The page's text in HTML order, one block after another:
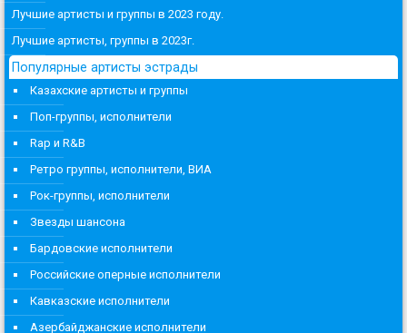
Лучшие артисты и группы в 2023 году.
Лучшие артисты, группы в 2023г.
Популярные артисты эстрады
Казахские артисты и группы
Поп-группы, исполнители
Rap и R&B
Ретро группы, исполнители, ВИА
Рок-группы, исполнители
Звезды шансона
Бардовские исполнители
Российские оперные исполнители
Кавказские исполнители
Азербайджанские исполнители